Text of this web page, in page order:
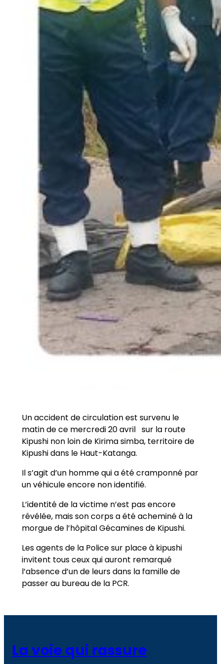
Un accident de circulation est survenu le
matin de ce mercredi 20 avril sur la route
Kipushi non loin de Kirima simba, territoire de
Kipushi dans le Haut-Katanga.
Il s’agit d’un homme qui a été cramponné par
un véhicule encore non identifié.
L’identité de la victime n’est pas encore
révélée, mais son corps a été acheminé à la
morgue de l’hôpital Gécamines de Kipushi.
Les agents de la Police sur place à kipushi
invitent tous ceux qui auront remarqué
l’absence d’un de leurs dans la famille de
passer au bureau de la PCR.
La voie qui rassure